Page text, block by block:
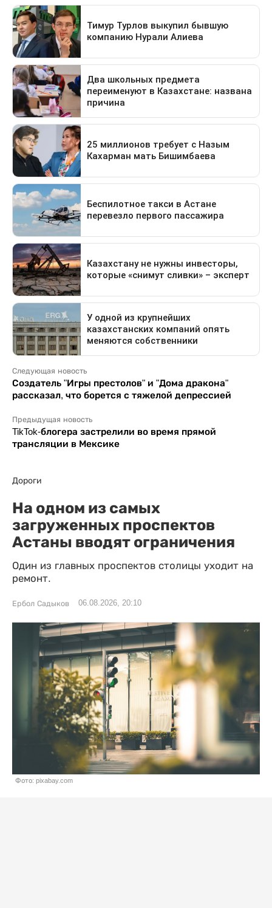
Следующая новость
Создатель "Игры престолов" и "Дома дракона"
рассказал, что борется с тяжелой депрессией
Предыдущая новость
TikTok-блогера застрелили во время прямой
трансляции в Мексике
Дороги
На одном из самых
загруженных проспектов
Астаны вводят ограничения
Один из главных проспектов столицы уходит на
ремонт.
Ербол Садыков 06.08.2026, 20:10
Фото: pixabay.com